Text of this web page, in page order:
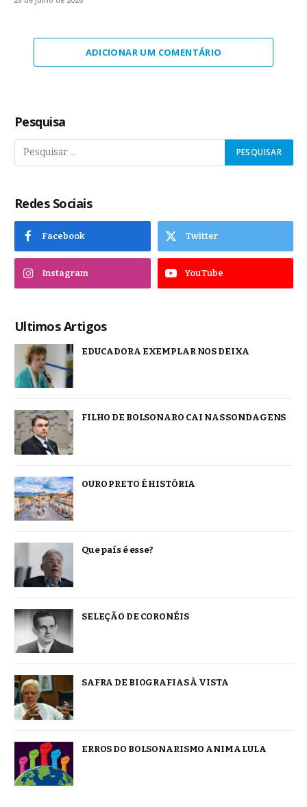
ADICIONAR UM COMENTÁRIO
Pesquisa
Redes Sociais
Facebook Twitter
Instagram YouTube
Ultimos Artigos
EDUCADORA EXEMPLAR NOS DEIXA
FILHO DE BOLSONARO CAI NAS SONDAGENS
OURO PRETO É HISTÓRIA
Que país é esse?
SELEÇÃO DE CORONÉIS
SAFRA DE BIOGRAFIAS À VISTA
ERROS DO BOLSONARISMO ANIMA LULA